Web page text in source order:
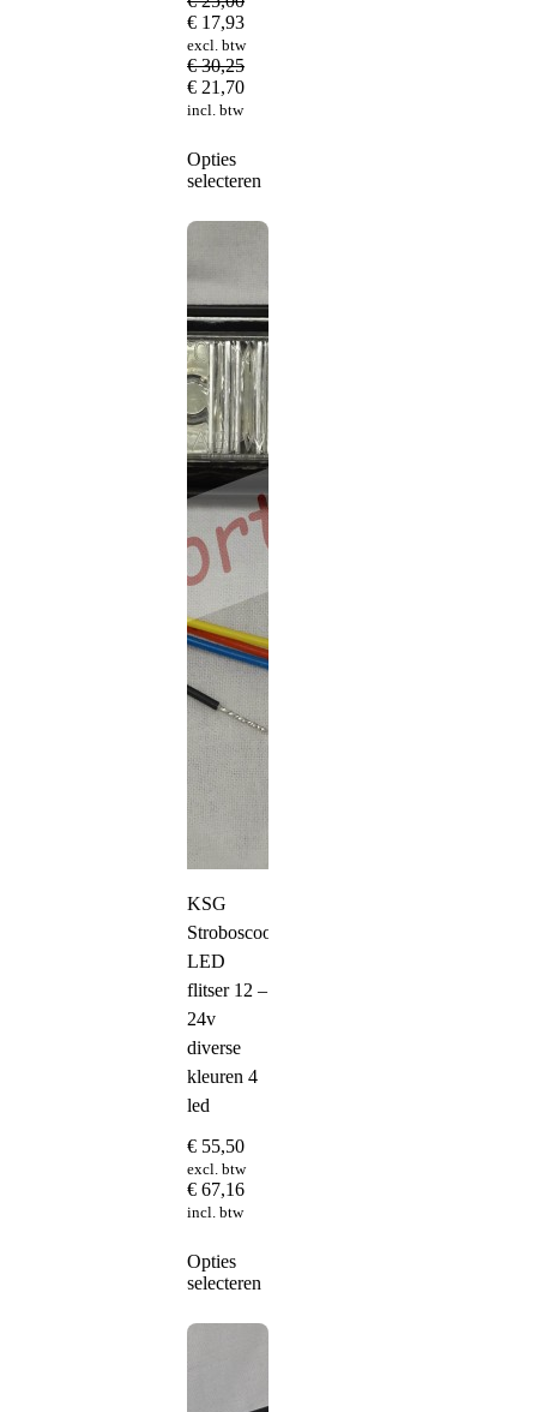
€ 17,93
excl. btw
€30,25
€ 21,70
incl. btw
Opties
selecteren
meerdere
kan
gekozen
worden
KSG
Stroboscoop
LED
flitser 12 –
24v
diverse
kleuren 4
led
€ 55,50
excl. btw
€ 67,16
incl. btw
Opties
selecteren
meerdere